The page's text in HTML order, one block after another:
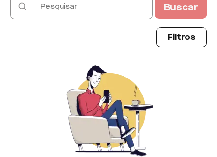
Buscar
Filtros